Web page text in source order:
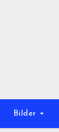
Bilder